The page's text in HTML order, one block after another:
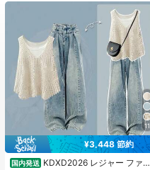
11
¥3,448 節約
国内発送 KDXD2026 レジャー ファッ